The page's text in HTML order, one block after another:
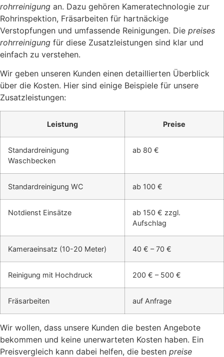
rohrreinigung an. Dazu gehören Kameratechnologie zur
Rohrinspektion, Fräsarbeiten für hartnäckige
Verstopfungen und umfassende Reinigungen. Die preises
rohrreinigung für diese Zusatzleistungen sind klar und
einfach zu verstehen.
Wir geben unseren Kunden einen detaillierten Überblick
über die Kosten. Hier sind einige Beispiele für unsere
Zusatzleistungen:
Leistung Preise
Standardreinigung
Waschbecken
ab 80 €
Standardreinigung WC ab 100 €
Notdienst Einsätze
ab 150 € zzgl.
Aufschlag
Kameraeinsatz (10-20 Meter) 40 € – 70 €
Reinigung mit Hochdruck 200 € – 500 €
Fräsarbeiten auf Anfrage
Wir wollen, dass unsere Kunden die besten Angebote
bekommen und keine unerwarteten Kosten haben. Ein
Preisvergleich kann dabei helfen, die besten preise